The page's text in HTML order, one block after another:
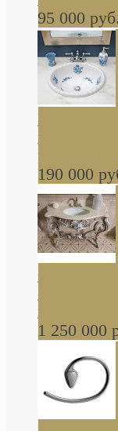
95 000 руб.
Decorated
роза В
190 000
стиле
коричневый
1 250 000